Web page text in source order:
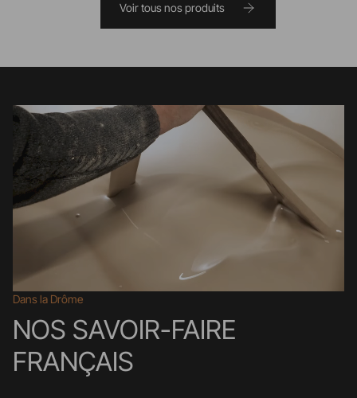
Voir tous nos produits
Dans la Drôme
NOS SAVOIR-FAIRE
FRANÇAIS